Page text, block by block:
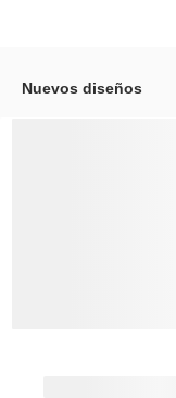
Nuevos diseños